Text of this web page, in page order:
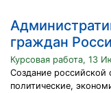
граждан
Курсовая работа, 13
Создание российской
политические,